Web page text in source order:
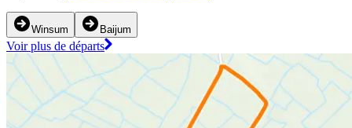
Winsum Baijum
Voir plus de départs